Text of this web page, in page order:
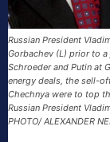
Russian President
Gorbachev (L) prior to
Schroeder and Putin at
energy deals, the sell-
Chechnya were to top
Russian President
PHOTO/ ALEXANDER